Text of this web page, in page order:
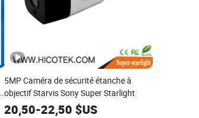
5MP Caméra de sécurité étanche à
objectif Starvis Sony Super Starlight
20,50-22,50 $US